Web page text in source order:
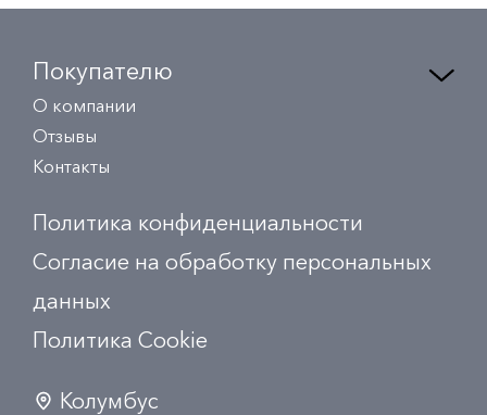
Покупателю
О компании
Отзывы
Контакты
Политика конфиденциальности
Согласие на обработку персональных
данных
Политика Сookie
Колумбус